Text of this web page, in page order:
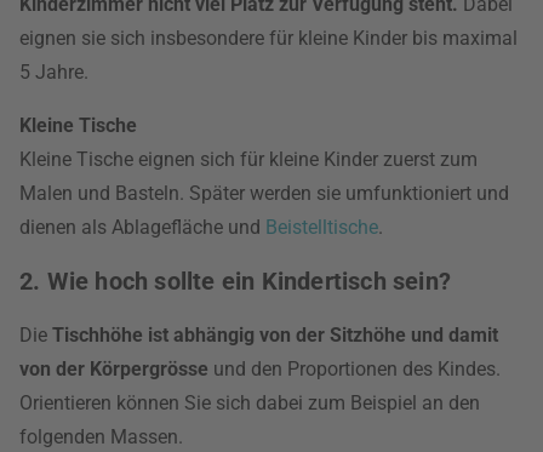
eignen sie sich insbesondere für kleine Kinder bis maximal
5 Jahre.
Kleine Tische
Kleine Tische eignen sich für kleine Kinder zuerst zum
Malen und Basteln. Später werden sie umfunktioniert und
dienen als Ablagefläche und Beistelltische.
2. Wie hoch sollte ein Kindertisch sein?
Die Tischhöhe ist abhängig von der Sitzhöhe und damit
von der Körpergrösse und den Proportionen des Kindes.
Orientieren können Sie sich dabei zum Beispiel an den
folgenden Massen.